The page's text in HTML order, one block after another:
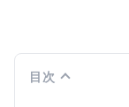
目次